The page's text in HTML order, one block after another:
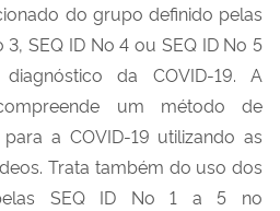
do grupo definido pelas
3, SEQ ID No 4 ou SEQ ID No 5
da COVID-19. A
um método de
a COVID-19 utilizando as
Trata também do uso dos
SEQ ID No 1 a 5 no